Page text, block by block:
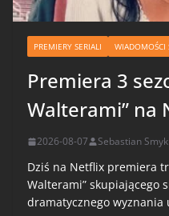
PREMIERY SERIALI WIADOMOŚCI
Premiera 3
Walterami” na
2026-08-07 Sebastian Smyk
Dziś na Netflix premiera
Walterami” skupiającego
dramatycznego wyznania